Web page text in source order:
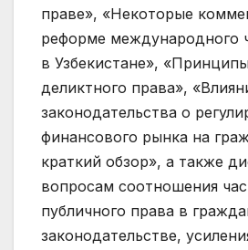
праве», «Некоторые
реформе международного
в Узбекистане»,
деликтного права»,
законодательства о
финансового рынка на
краткий обзор», а также
вопросам соотношения
публичного права в
законодательстве,